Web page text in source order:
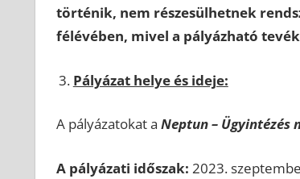
történik, nem részesülhetnek
félévében, mivel a pályázható
Pályázat helye és ideje:
A pályázatokat a Neptun – Ügyintézés
A pályázati időszak: 2023.